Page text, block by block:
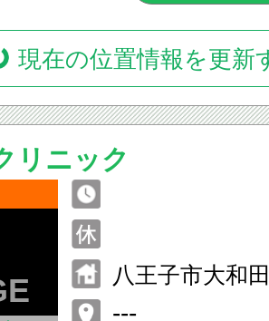
現在の位置情報を更新
リニック
八王子市大和
---